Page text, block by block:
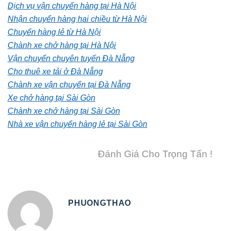
Dịch vụ vận chuyển hàng tại Hà Nội
Nhận chuyển hàng hai chiều từ Hà Nội
Chuyển hàng lẻ từ Hà Nội
Chành xe chở hàng tại Hà Nội
Vận chuyển chuyên tuyến Đà Nẵng
Cho thuê xe tải ở Đà Nẵng
Chành xe vận chuyển tại Đà Nẵng
Xe chở hàng tại Sài Gòn
Chành xe chở hàng tại Sài Gòn
Nhà xe vận chuyển hàng lẻ tại Sài Gòn
Đánh Giá Cho Trọng Tấn !
PHUONGTHAO